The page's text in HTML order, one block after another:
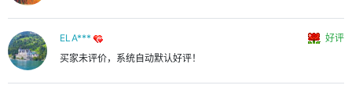
ELA***
好评
买家未评价，系统自动默认好评！